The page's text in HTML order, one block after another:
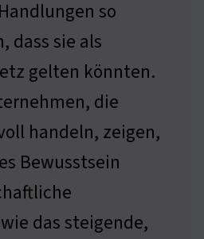
so
dass sie als
gelten könnten.
die
handeln, zeigen,
Bewusstsein
das steigende,